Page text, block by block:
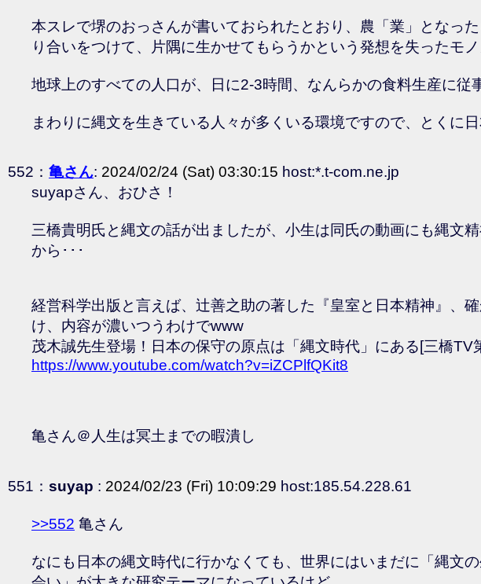
本スレで堺のおっさんが書いておられたとおり、農「業」となっ
り合いをつけて、片隅に生かせてもらうかという発想を失ったモ
地球上のすべての人口が、日に2-3時間、なんらかの食料生産に
まわりに縄文を生きている人々が多くいる環境ですので、とくに
552： 亀さん: 2024/02/24 (Sat) 03:30:15 host:*.t-com.ne.jp
suyapさん、おひさ！
三橋貴明氏と縄文の話が出ましたが、小生は同氏の動画にも縄文
から･･･
経営科学出版と言えば、辻善之助の著した『皇室と日本精神』、
け、内容が濃いつうわけでwww
茂木誠先生登場！日本の保守の原点は「縄文時代」にある[三橋
https://www.youtube.com/watch?v=iZCPlfQKit8
亀さん＠人生は冥土までの暇潰し
551： suyap : 2024/02/23 (Fri) 10:09:29 host:185.54.228.61
>>552 亀さん
なにも日本の縄文時代に行かなくても、世界にはいまだに「縄文